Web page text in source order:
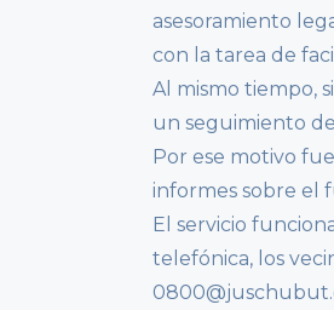
asesoramiento
con la tarea de
Al mismo tiempo,
un seguimiento
Por ese motivo
informes sobre el
El servicio
telefónica, los